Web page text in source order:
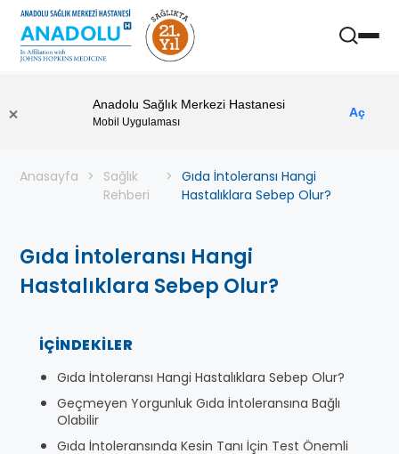
Anadolu Sağlık Merkezi Hastanesi
Mobil Uygulaması
Aç
Anasayfa
Sağlık
Rehberi
Gıda İntoleransı Hangi
Hastalıklara Sebep Olur?
Gıda İntoleransı Hangi
Hastalıklara Sebep Olur?
İÇINDEKILER
Gıda İntoleransı Hangi Hastalıklara Sebep Olur?
Geçmeyen Yorgunluk Gıda İntoleransına Bağlı
Olabilir
Gıda İntoleransında Kesin Tanı İçin Test Önemli